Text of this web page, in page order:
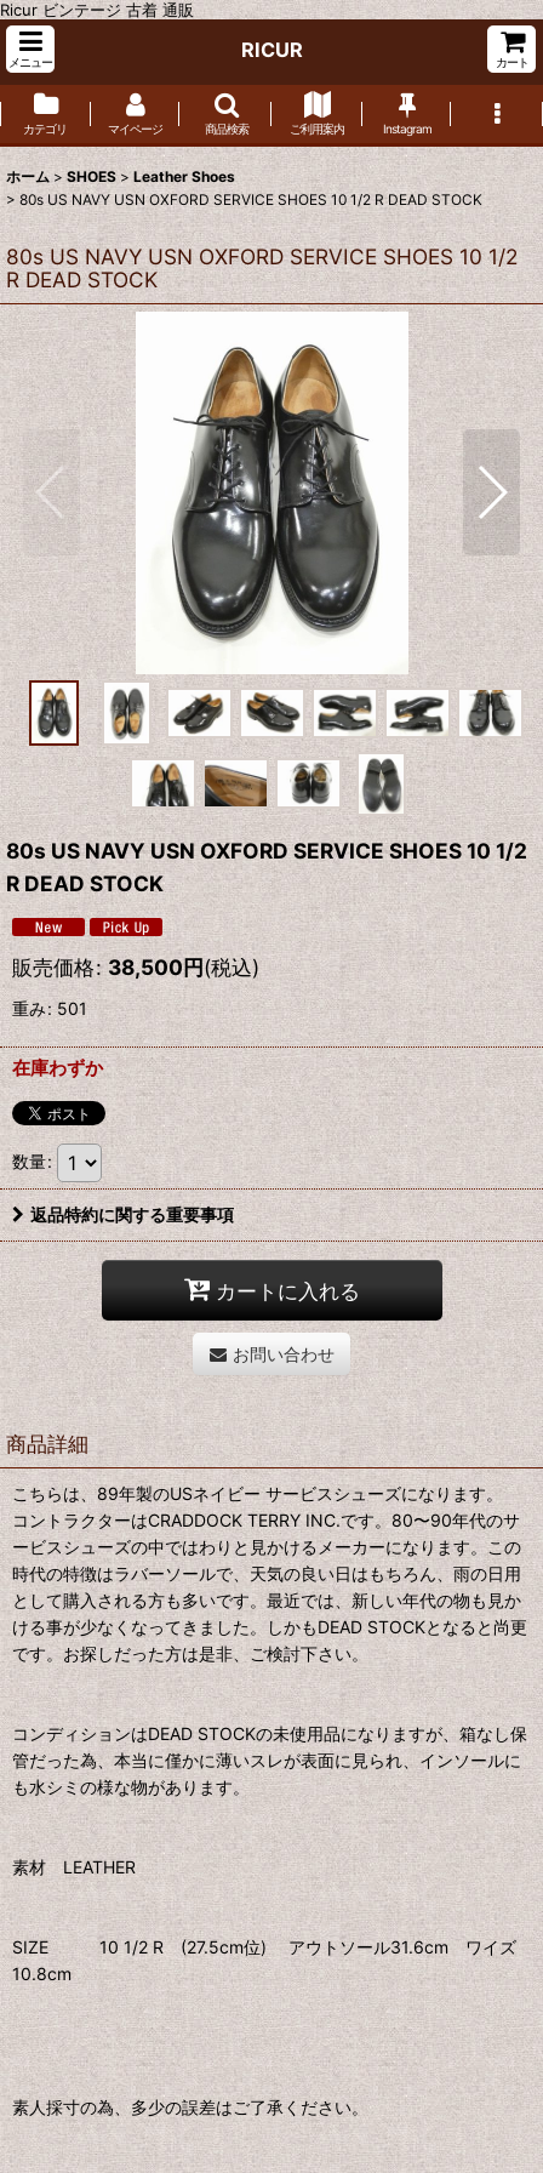
Ricur ビンテージ 古着 通販
メニュー
RICUR
カート
カテゴリ マイページ 商品検索 ご利用案内 Instagram
ホーム > SHOES > Leather Shoes
> 80s US NAVY USN OXFORD SERVICE SHOES 10 1/2 R DEAD STOCK
80s US NAVY USN OXFORD SERVICE SHOES 10 1/2
R DEAD STOCK
80s US NAVY USN OXFORD SERVICE SHOES 10 1/2
R DEAD STOCK
販売価格: 38,500円(税込)
重み:501
在庫わずか
数量:
返品特約に関する重要事項
カートに入れる
お問い合わせ
商品詳細
こちらは、89年製のUSネイビー サービスシューズになります。
コントラクターはCRADDOCK TERRY INC.です。80〜90年代のサ
ービスシューズの中ではわりと見かけるメーカーになります。この
時代の特徴はラバーソールで、天気の良い日はもちろん、雨の日用
として購入される方も多いです。最近では、新しい年代の物も見か
ける事が少なくなってきました。しかもDEAD STOCKとなると尚更
です。お探しだった方は是非、ご検討下さい。
コンディションはDEAD STOCKの未使用品になりますが、箱なし保
管だった為、本当に僅かに薄いスレが表面に見られ、インソールに
も水シミの様な物があります。
素材 LEATHER
SIZE 10 1/2 R (27.5cm位) アウトソール31.6cm ワイズ
10.8cm
素人採寸の為、多少の誤差はご了承ください。